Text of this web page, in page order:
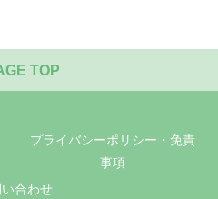
TOP
プライバシーポリシー・免責
事項
合わせ